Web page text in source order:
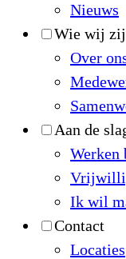
Nieuws
Wie wij
Over
Aan de
Werken
Ik wil
Contact
Locaties